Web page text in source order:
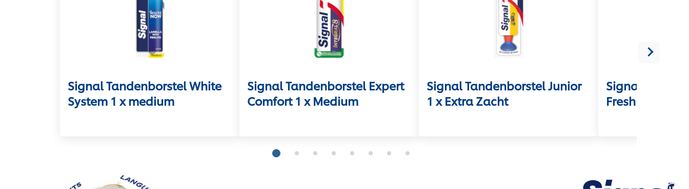
Signal Tandenborstel White
System 1 x medium
Signal Tandenborstel Expert
Comfort 1 x Medium
Signal Tandenborstel Junior
1 x Extra Zacht
Signal
Fresh -